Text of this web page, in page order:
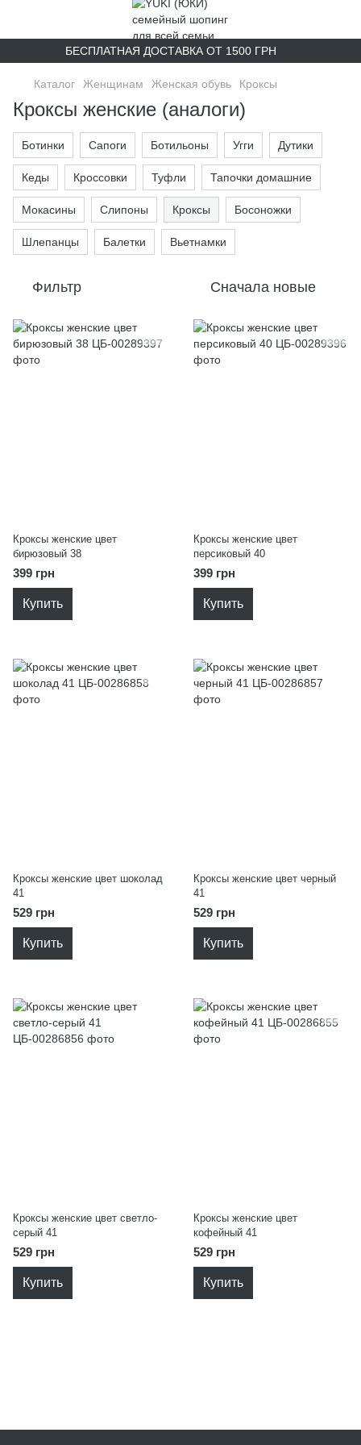
БЕСПЛАТНАЯ ДОСТАВКА ОТ 1500 ГРН
Каталог Женщинам Женская обувь Кроксы
Кроксы женские (аналоги)
Ботинки Сапоги Ботильоны Угги Дутики
Кеды Кроссовки Туфли Тапочки домашние
Мокасины Слипоны Кроксы Босоножки
Шлепанцы Балетки Вьетнамки
Фильтр Сначала новые
Кроксы женские цвет
бирюзовый 38
399 грн
Купить
Кроксы женские цвет
персиковый 40
399 грн
Купить
Кроксы женские цвет шоколад
41
529 грн
Купить
Кроксы женские цвет черный
41
529 грн
Купить
Кроксы женские цвет светло-
серый 41
529 грн
Купить
Кроксы женские цвет
кофейный 41
529 грн
Купить